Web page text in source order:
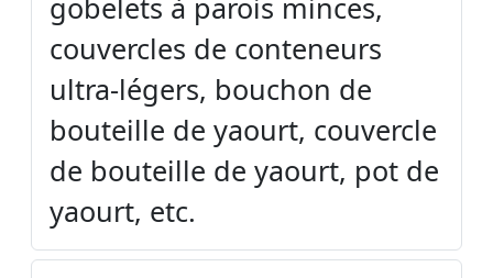
gobelets à parois minces,
couvercles de conteneurs
ultra-légers, bouchon de
bouteille de yaourt, couvercle
de bouteille de yaourt, pot de
yaourt, etc.